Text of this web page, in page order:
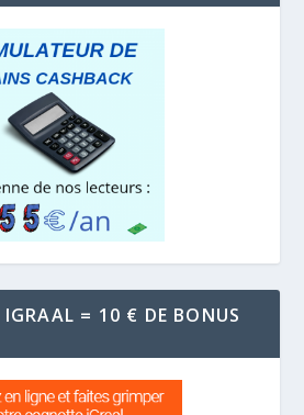
IGRAAL = 10 € DE BONUS